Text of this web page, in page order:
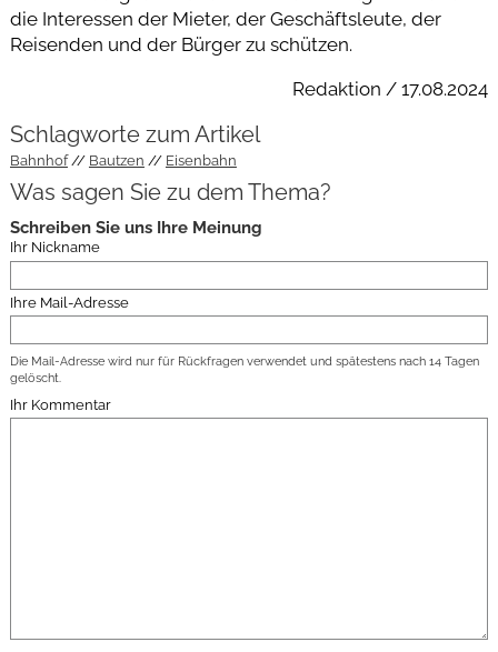
die Interessen der Mieter, der Geschäftsleute, der
Reisenden und der Bürger zu schützen.
Redaktion / 17.08.2024
Schlagworte zum Artikel
Bahnhof Bautzen Eisenbahn
Was sagen Sie zu dem Thema?
Schreiben Sie uns Ihre Meinung
Ihr Nickname
Ihre Mail-Adresse
Die Mail-Adresse wird nur für Rückfragen verwendet und spätestens nach 14 Tagen
gelöscht.
Ihr Kommentar